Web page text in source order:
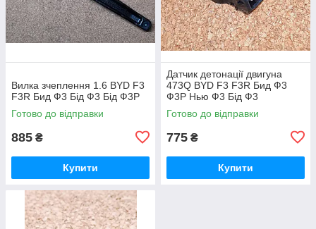
Вилка зчеплення 1.6 BYD F3
F3R Бид Ф3 Бід Ф3 Бід Ф3Р
Готово до відправки
885 ₴
Купити
Датчик детонації двигуна
473Q BYD F3 F3R Бид Ф3
Ф3Р Нью Ф3 Бід Ф3
Готово до відправки
775 ₴
Купити